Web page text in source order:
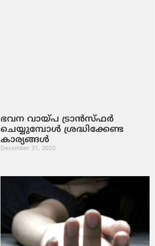
ഭവന വായ്‌പ ട്രാന്‍സ്‌ഫര്‍
ചെയ്യുമ്പോള്‍ ശ്രദ്ധിക്കേണ്ട
കാര്യങ്ങള്‍
December 31, 2020